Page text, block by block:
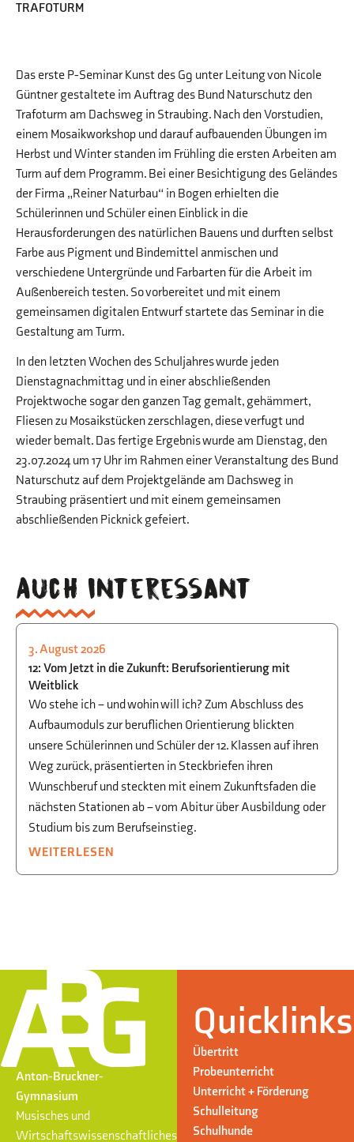
TRAFOTURM
Das erste P-Seminar Kunst des G9 unter Leitung von Nicole
Güntner gestaltete im Auftrag des Bund Naturschutz den
Trafoturm am Dachsweg in Straubing. Nach den Vorstudien,
einem Mosaikworkshop und darauf aufbauenden Übungen im
Herbst und Winter standen im Frühling die ersten Arbeiten am
Turm auf dem Programm. Bei einer Besichtigung des Geländes
der Firma „Reiner Naturbau“ in Bogen erhielten die
Schülerinnen und Schüler einen Einblick in die
Herausforderungen des natürlichen Bauens und durften selbst
Farbe aus Pigment und Bindemittel anmischen und
verschiedene Untergründe und Farbarten für die Arbeit im
Außenbereich testen. So vorbereitet und mit einem
gemeinsamen digitalen Entwurf startete das Seminar in die
Gestaltung am Turm.
In den letzten Wochen des Schuljahres wurde jeden
Dienstagnachmittag und in einer abschließenden
Projektwoche sogar den ganzen Tag gemalt, gehämmert,
Fliesen zu Mosaikstücken zerschlagen, diese verfugt und
wieder bemalt. Das fertige Ergebnis wurde am Dienstag, den
23.07.2024 um 17 Uhr im Rahmen einer Veranstaltung des Bund
Naturschutz auf dem Projektgelände am Dachsweg in
Straubing präsentiert und mit einem gemeinsamen
abschließenden Picknick gefeiert.
Auch interessant
STUDIEN- UND BERUFSORIENTIERUNG
3. August 2026
12: Vom Jetzt in die Zukunft: Berufsorientierung mit
Weitblick
Wo stehe ich – und wohin will ich? Zum Abschluss des
Aufbaumoduls zur beruflichen Orientierung blickten
unsere Schülerinnen und Schüler der 12. Klassen auf ihren
Weg zurück, präsentierten in Steckbriefen ihren
Wunschberuf und steckten mit einem Zukunftsfaden die
nächsten Stationen ab – vom Abitur über Ausbildung oder
Studium bis zum Berufseinstieg.
WEITERLESEN
Anton-Bruckner-
Gymnasium
Musisches und
Wirtschaftswissenschaftliches
Quicklinks
Übertritt
Probeunterricht
Unterricht + Förderung
Schulleitung
Schulhunde